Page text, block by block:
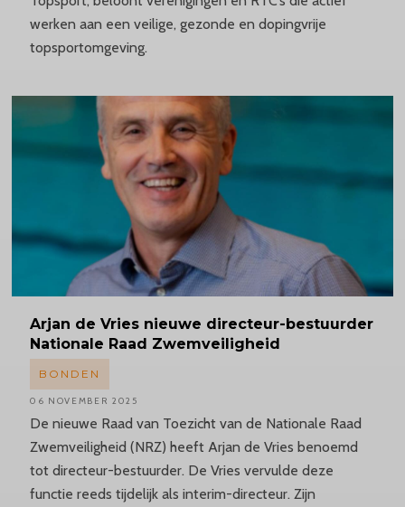
werken aan een veilige, gezonde en dopingvrije
topsportomgeving.
Arjan de Vries nieuwe directeur-bestuurder
Nationale Raad Zwemveiligheid
De nieuwe Raad van Toezicht van de Nationale Raad
Zwemveiligheid (NRZ) heeft Arjan de Vries benoemd
tot directeur-bestuurder. De Vries vervulde deze
functie reeds tijdelijk als interim-directeur. Zijn
BONDEN
06 NOVEMBER 2025